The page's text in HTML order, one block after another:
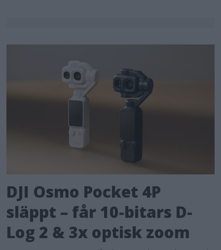
DJI Osmo Pocket 4P
släppt – får 10-bitars D-
Log 2 & 3x optisk zoom